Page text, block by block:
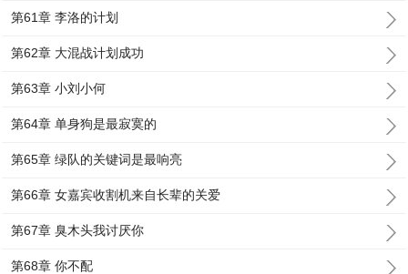
第61章 李洛的计划
第62章 大混战计划成功
第63章 小刘小何
第64章 单身狗是最寂寞的
第65章 绿队的关键词是最响亮
第66章 女嘉宾收割机来自长辈的关爱
第67章 臭木头我讨厌你
第68章 你不配